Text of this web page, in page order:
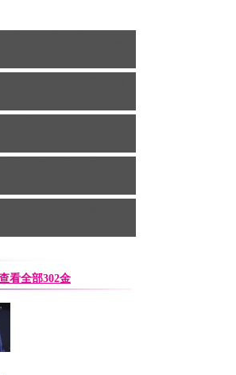
看全部302金